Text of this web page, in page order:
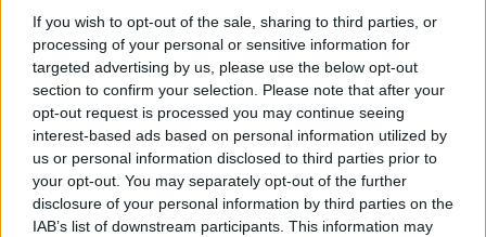
If you wish to opt-out of the sale, sharing to third parties, or
processing of your personal or sensitive information for
targeted advertising by us, please use the below opt-out
section to confirm your selection. Please note that after your
opt-out request is processed you may continue seeing
interest-based ads based on personal information utilized by
us or personal information disclosed to third parties prior to
your opt-out. You may separately opt-out of the further
disclosure of your personal information by third parties on the
IAB’s list of downstream participants. This information may
Györkő Zoltán, a BalaBit társalapítója és
ügyvezető igazgatója